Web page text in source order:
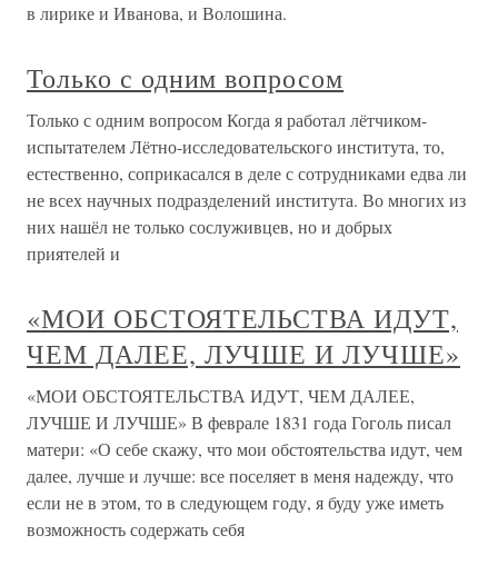
в лирике и Иванова, и Волошина.
Только с одним вопросом
Только с одним вопросом Когда я работал лётчиком-
испытателем Лётно-исследовательского института, то,
естественно, соприкасался в деле с сотрудниками едва ли
не всех научных подразделений института. Во многих из
них нашёл не только сослуживцев, но и добрых
приятелей и
«МОИ ОБСТОЯТЕЛЬСТВА ИДУТ,
ЧЕМ ДАЛЕЕ, ЛУЧШЕ И ЛУЧШЕ»
«МОИ ОБСТОЯТЕЛЬСТВА ИДУТ, ЧЕМ ДАЛЕЕ,
ЛУЧШЕ И ЛУЧШЕ» В феврале 1831 года Гоголь писал
матери: «О себе скажу, что мои обстоятельства идут, чем
далее, лучше и лучше: все поселяет в меня надежду, что
если не в этом, то в следующем году, я буду уже иметь
возможность содержать себя